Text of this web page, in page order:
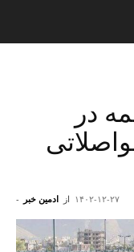
در
از ادمین خبر - ۱۴۰۲-۱۲-۲۷